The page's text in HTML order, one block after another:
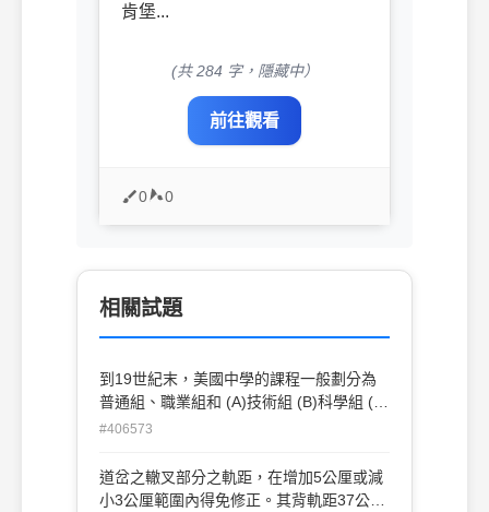
肯堡...
(共 284 字，隱藏中）
前往觀看
0 0
相關試題
到19世紀末，美國中學的課程一般劃分為
普通組、職業組和 (A)技術組 (B)科學組 (C)
文理組 (D)學術組
#406573
道岔之轍叉部分之軌距，在增加5公厘或減
小3公厘範圍內得免修正。其背軌距37公斤